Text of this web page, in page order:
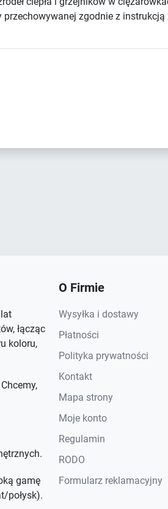
zgodnie z
łącząc
koloru,
gamę
połysk).
O Firmie
Wysyłka i dostawy
Płatności
Polityka prywatności
Kontakt
Mapa strony
Moje konto
Regulamin
RODO
Formularz reklamacyjny